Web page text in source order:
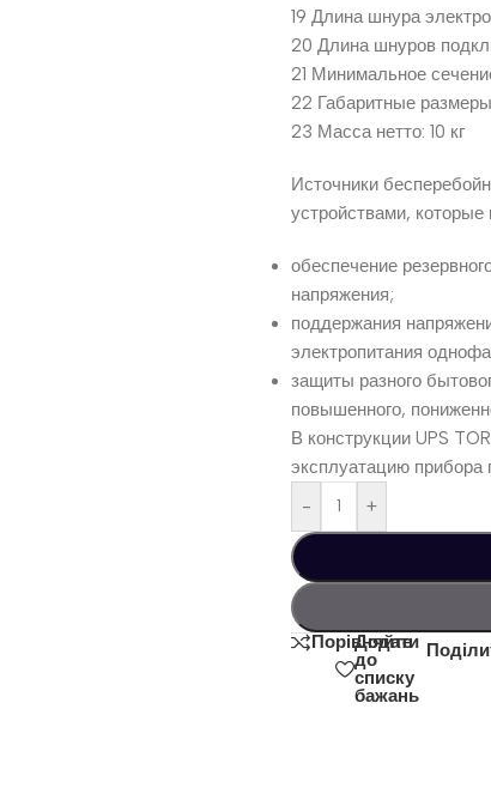
19 Длина шнура
20 Длина шнуров
21 Минимальное
22 Габаритные
23 Масса нетто: 10 кг
Источники
устройствами,
обеспечение
напряжения;
поддержания
электропитания
защиты разного
повышенного,
В конструкции UPS
эксплуатацию прибора
-
+
Порівняйте
Додати
до
списку
бажань